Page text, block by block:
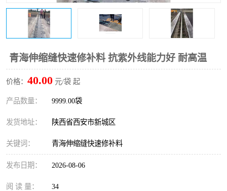
青海伸缩缝快速修补料 抗紫外线能力好 耐高温
价格： 40.00 元/袋 起
产品数量： 9999.00袋
发货地址： 陕西省西安市新城区
关键词： 青海伸缩缝快速修补料
发布日期： 2026-08-06
阅 读 量： 34
加固砂浆
膨胀剂 混凝土防碳化涂料
融雪剂